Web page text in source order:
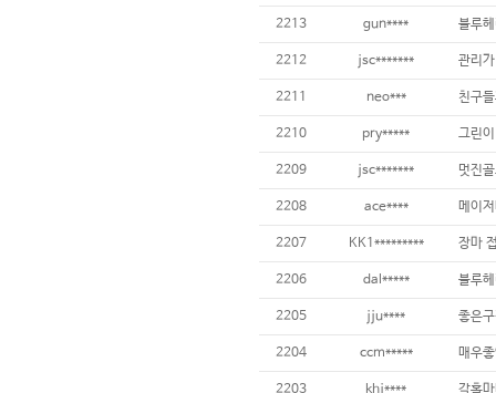
2213 gun****
2212 jsc*******
2211 neo***
2210 pry*****
2209 jsc*******
2208 ace****
2207 KK1*********
2206 dal*****
2205 jju****
2204 ccm*****
2203 khj****